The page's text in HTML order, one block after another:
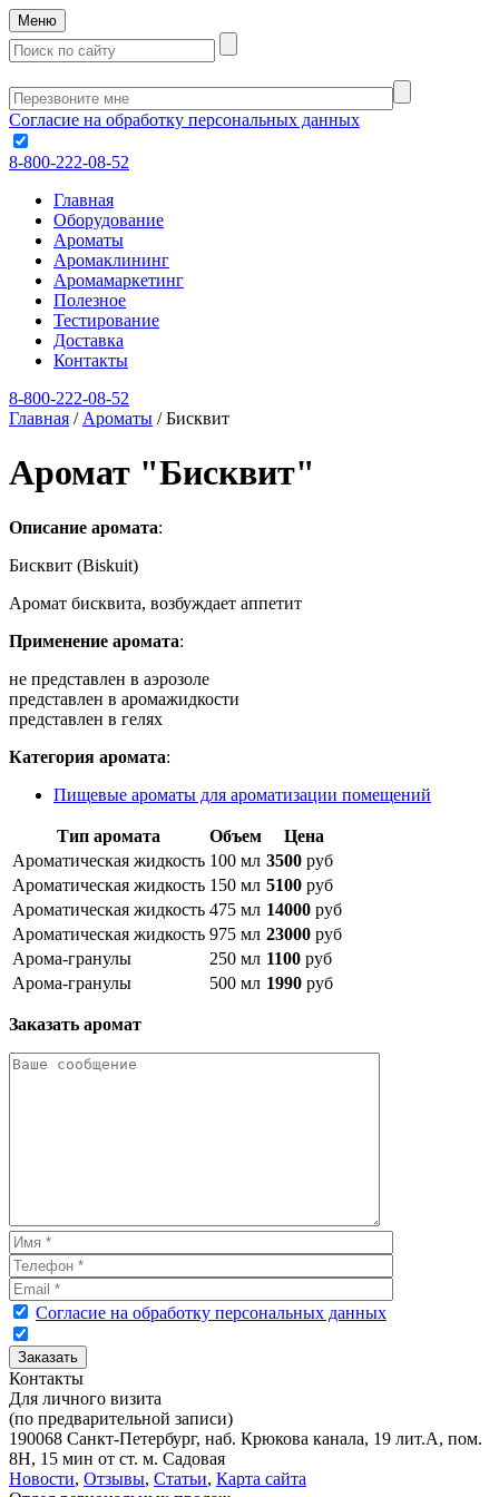
Меню
Согласие на обработку персональных данных
8-800-222-08-52
Главная
Оборудование
Ароматы
Аромаклининг
Аромамаркетинг
Полезное
Тестирование
Доставка
Контакты
8-800-222-08-52
Главная / Ароматы /Бисквит
Аромат "Бисквит"
Описание аромата:
Бисквит (Biskuit)
Аромат бисквита, возбуждает аппетит
Применение аромата:
не представлен в аэрозоле
представлен в аромажидкости
представлен в гелях
Категория аромата:
Пищевые ароматы для ароматизации помещений
Тип аромата Объем
Цена
Ароматическая жидкость 100 мл 3500 руб
Ароматическая жидкость 150 мл 5100 руб
Ароматическая жидкость 475 мл 14000 руб
Ароматическая жидкость 975 мл 23000 руб
Арома-гранулы
250 мл 1100 руб
Арома-гранулы
500 мл 1990 руб
Заказать аромат
Согласие на обработку персональных данных
Контакты
Для личного визита
(по предварительной записи)
190068 Санкт-Петербург, наб. Крюкова канала, 19 лит.А, пом.
8Н, 15 мин от ст. м. Садовая
Новости, Отзывы, Статьи, Карта сайта